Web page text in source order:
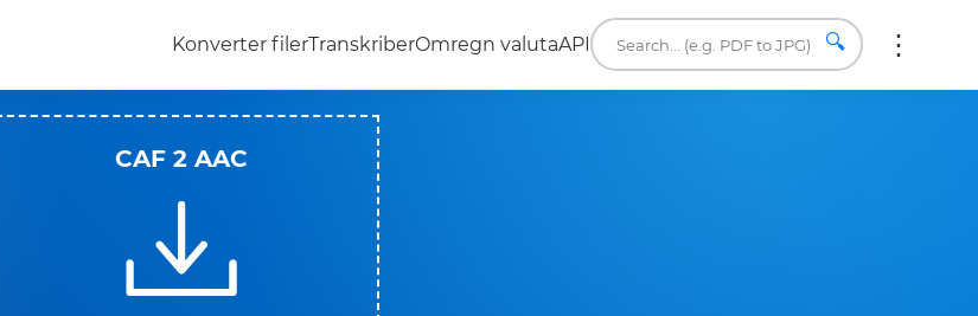
Konverter filerTranskriberOmregn valutaAPI 🔍
CAF 2 AAC